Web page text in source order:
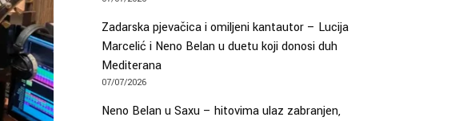
Zadarska pjevačica i omiljeni kantautor – Lucija
Marcelić i Neno Belan u duetu koji donosi duh
Mediterana
07/07/2026
Neno Belan u Saxu – hitovima ulaz zabranjen,